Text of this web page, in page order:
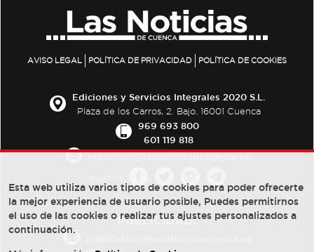
AVISO LEGAL POLÍTICA DE PRIVACIDAD POLÍTICA DE COOKIES
Ediciones y Servicios Integrales 2020 S.L.
Plaza de los Carros, 2. Bajo. 16001 Cuenca
969 693 800
601 119 818
PUBLICIDAD:
Esta web utiliza varios tipos de cookies para poder ofrecerte
la mejor experiencia de usuario posible, Puedes permitirnos
el uso de las cookies o realizar tus ajustes personalizados a
continuación.